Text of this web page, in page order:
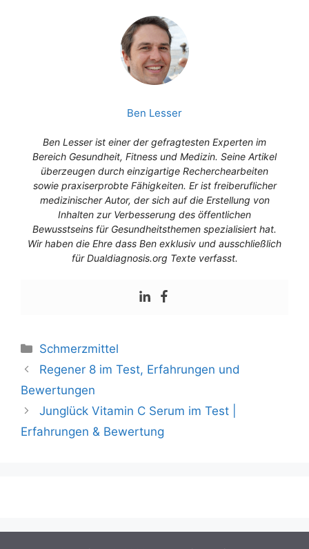
Ben Lesser
Ben Lesser ist einer der gefragtesten Experten im
Bereich Gesundheit, Fitness und Medizin. Seine Artikel
überzeugen durch einzigartige Recherchearbeiten
sowie praxiserprobte Fähigkeiten. Er ist freiberuflicher
medizinischer Autor, der sich auf die Erstellung von
Inhalten zur Verbesserung des öffentlichen
Bewusstseins für Gesundheitsthemen spezialisiert hat.
Wir haben die Ehre dass Ben exklusiv und ausschließlich
für Dualdiagnosis.org Texte verfasst.
Schmerzmittel
Regener 8 im Test, Erfahrungen und
Bewertungen
Junglück Vitamin C Serum im Test |
Erfahrungen & Bewertung